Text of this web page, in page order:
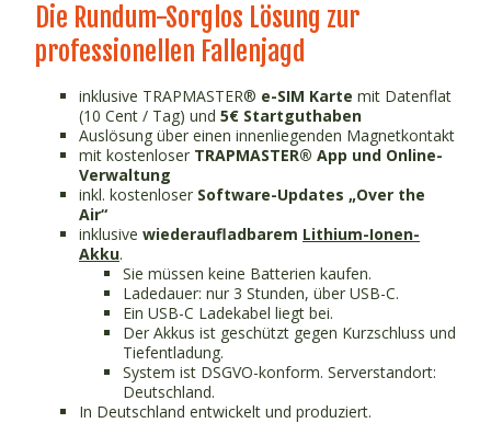
Die Rundum-Sorglos Lösung zur
professionellen Fallenjagd
inklusive TRAPMASTER® e-SIM Karte mit Datenflat
(10 Cent / Tag) und 5€ Startguthaben
Auslösung über einen innenliegenden Magnetkontakt
mit kostenloser TRAPMASTER® App und Online-
Verwaltung
inkl. kostenloser Software-Updates „Over the
Air“
inklusive wiederaufladbarem Lithium-Ionen-
Akku.
Sie müssen keine Batterien kaufen.
Ladedauer: nur 3 Stunden, über USB-C.
Ein USB-C Ladekabel liegt bei.
Der Akkus ist geschützt gegen Kurzschluss und
Tiefentladung.
System ist DSGVO-konform. Serverstandort:
Deutschland.
In Deutschland entwickelt und produziert.